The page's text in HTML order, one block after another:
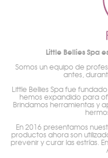
Little Bellies Spa
Somos un equipo de
antes,
Little Bellies Spa fue
hemos expandido para
Brindamos herramientas y
En 2016 presentamos
productos ahora son
prevenir y curar las estrías.